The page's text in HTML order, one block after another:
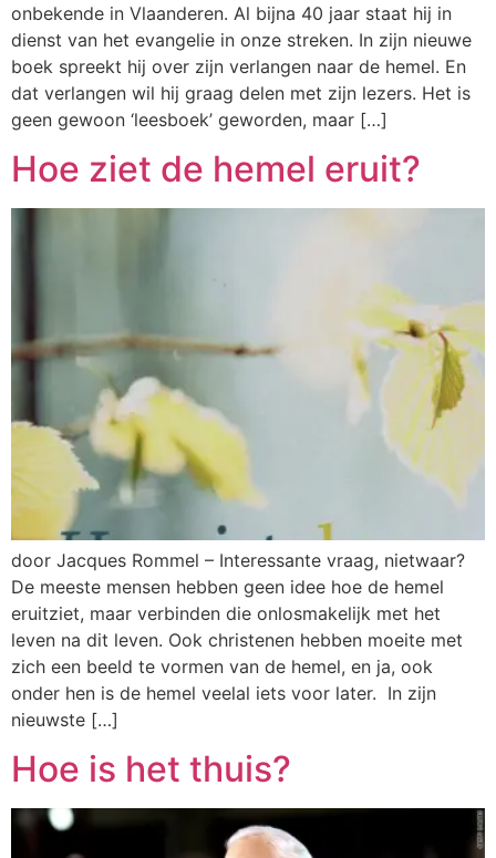
onbekende in Vlaanderen. Al bijna 40 jaar staat hij in
dienst van het evangelie in onze streken. In zijn nieuwe
boek spreekt hij over zijn verlangen naar de hemel. En
dat verlangen wil hij graag delen met zijn lezers. Het is
geen gewoon ‘leesboek’ geworden, maar […]
Hoe ziet de hemel eruit?
door Jacques Rommel – Interessante vraag, nietwaar?
De meeste mensen hebben geen idee hoe de hemel
eruitziet, maar verbinden die onlosmakelijk met het
leven na dit leven. Ook christenen hebben moeite met
zich een beeld te vormen van de hemel, en ja, ook
onder hen is de hemel veelal iets voor later. In zijn
nieuwste […]
Hoe is het thuis?